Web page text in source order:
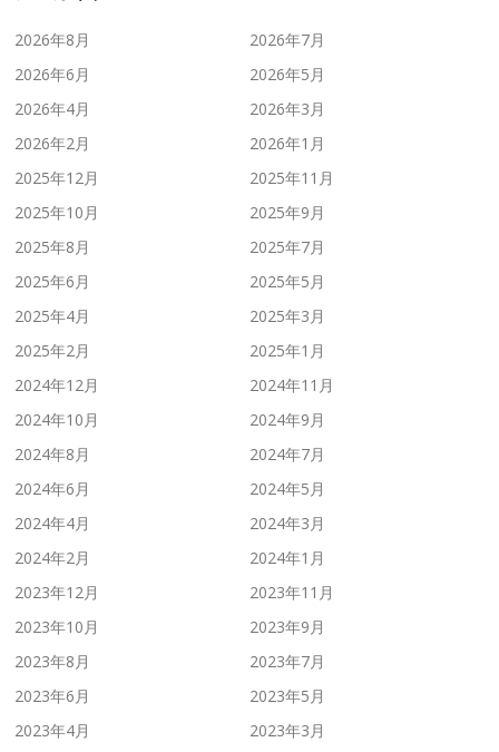
2026年8月
2026年7月
2026年6月
2026年5月
2026年4月
2026年3月
2026年2月
2026年1月
2025年12月
2025年11月
2025年10月
2025年9月
2025年8月
2025年7月
2025年6月
2025年5月
2025年4月
2025年3月
2025年2月
2025年1月
2024年12月
2024年11月
2024年10月
2024年9月
2024年8月
2024年7月
2024年6月
2024年5月
2024年4月
2024年3月
2024年2月
2024年1月
2023年12月
2023年11月
2023年10月
2023年9月
2023年8月
2023年7月
2023年6月
2023年5月
2023年4月
2023年3月